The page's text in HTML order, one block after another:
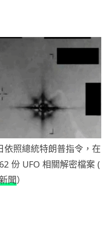
照總統特朗普指令，在
份 UFO 相關解密檔案 (
聞）